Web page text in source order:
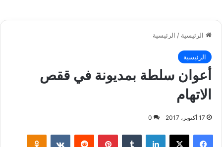
الرئيسية / الرئيسية
الرئيسية
أعوان سلطة بمديونة في ققص
الاتهام
17 أكتوبر، 2017 0
لينكدإن بينتيريست